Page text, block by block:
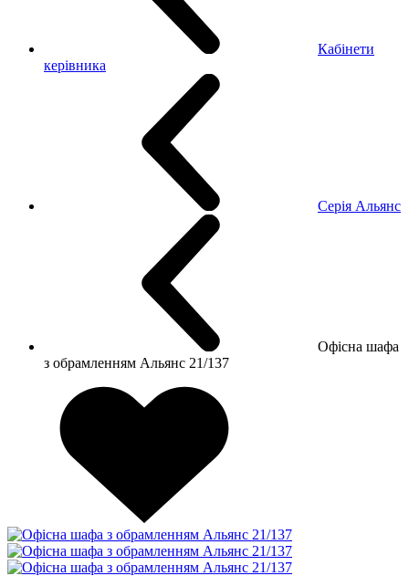
Кабінети
керівника
Серія Альянс
Офісна шафа
з обрамленням Альянс 21/137